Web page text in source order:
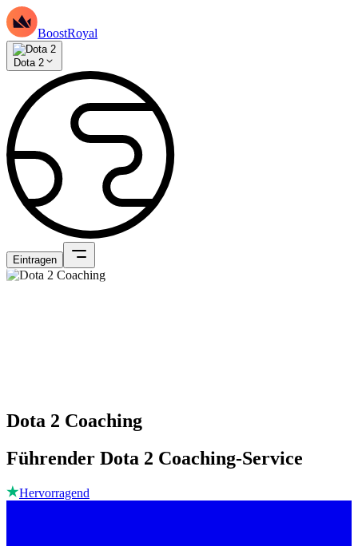
BoostRoyal
Dota 2
Eintragen
Dota 2 Coaching
Führender Dota 2 Coaching-Service
Hervorragend